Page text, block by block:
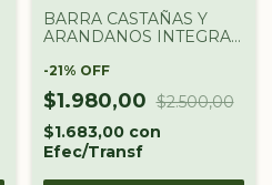
BARRA CASTAÑAS Y
ARANDANOS INTEGRA
-21% OFF
$1.980,00 $2.500,00
$1.683,00 con
Efec/Transf